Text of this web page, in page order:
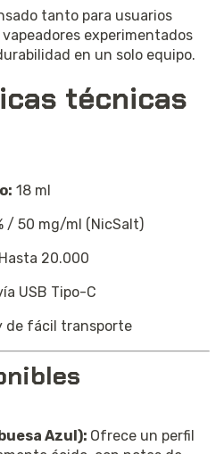
tanto para usuarios
experimentados
en un solo equipo.
técnicas
18 ml
/ 50 mg/ml (NicSalt)
Hasta 20.000
USB Tipo-C
de fácil transporte
Azul): Ofrece un perfil